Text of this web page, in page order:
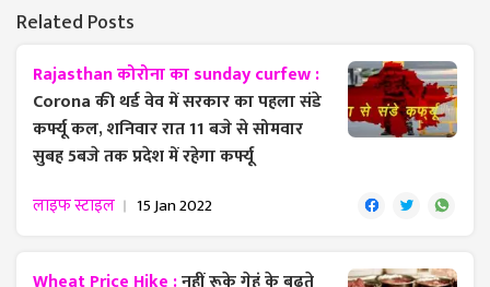
Related Posts
Rajasthan कोरोना का sunday curfew :
Corona की थर्ड वेव में सरकार का पहला संडे
कर्फ्यू कल, शनिवार रात 11 बजे से सोमवार
सुबह 5बजे तक प्रदेश में रहेगा कर्फ्यू
लाइफ स्टाइल 15 Jan 2022